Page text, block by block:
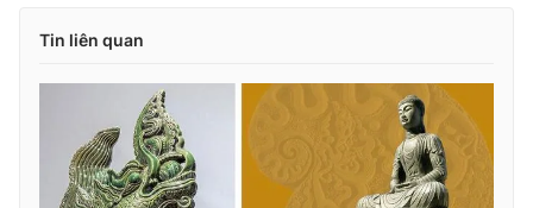
Tin liên quan